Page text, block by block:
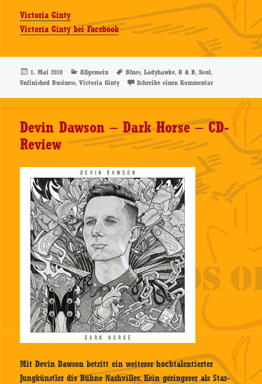
Victoria Ginty
Victoria Ginty bei Facebook
Veröffentlicht
am
1. Mai 2018 Kategorien
Allgemein Schlagwörter
Blues,Ladyhawke,R & B,Soul,
Unfinished Business,Victoria Ginty Schreibe einen Kommentarzu Victoria Ginty
Devin Dawson – Dark Horse – CD-
Review
Mit Devin Dawson betritt ein weiterer hochtalentierter
Jungkünstler die Bühne Nashvilles. Kein geringerer als Star-